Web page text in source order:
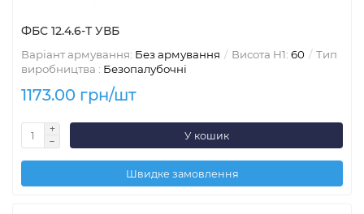
ФБС 12.4.6-Т УВБ
Варіант армування: Без армування Висота H1: 60
Тип
виробництва : Безопалубочні
1173.00 грн/шт
У кошик
Швидке замовлення